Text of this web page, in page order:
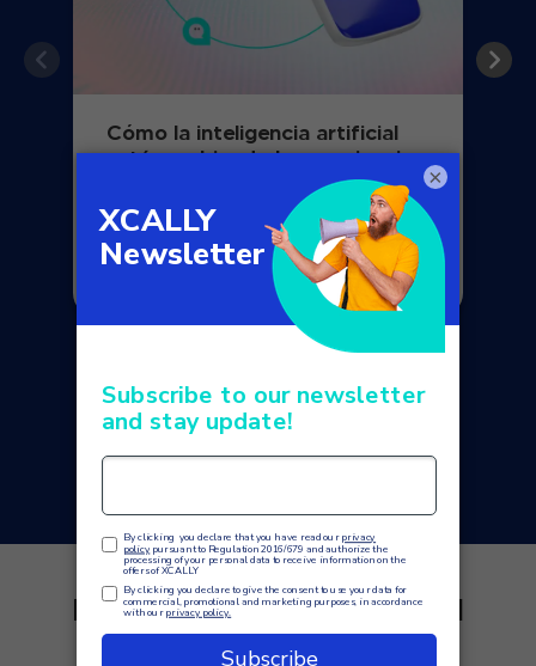
Cómo la inteligencia artificial
está cambiando la experiencia
del cliente en los centros de
contacto modernos
LEER MÁS NOTICIAS
El mejor software omnicanal
para empresas
×